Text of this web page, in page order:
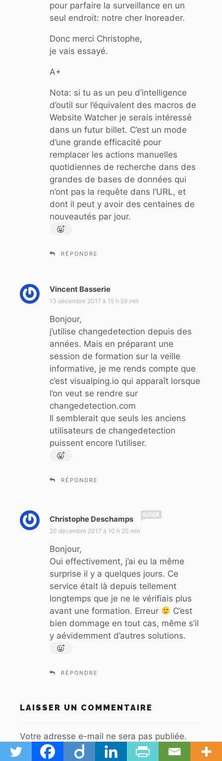
pour parfaire la surveillance en un
seul endroit: notre cher Inoreader.
Donc merci Christophe,
je vais essayé.
A+
Nota: si tu as un peu d’intelligence
d’outil sur l’équivalent des macros de
Website Watcher je serais intéressé
dans un futur billet. C’est un mode
d’une grande efficacité pour
remplacer les actions manuelles
quotidiennes de recherche dans des
grandes de bases de données qui
n’ont pas la requête dans l’URL, et
dont il peut y avoir des centaines de
nouveautés par jour.
RÉPONDRE
Vincent Basserie
i
:
13 décembre 2017 à 15 h 59 min
Bonjour,
j’utilise changedetection depuis des
années. Mais en préparant une
session de formation sur la veille
informative, je me rends compte que
c’est visualping.io qui apparaît lorsque
l’on veut se rendre sur
changedetection.com
Il semblerait que seuls les anciens
utilisateurs de changedetection
puissent encore l’utiliser.
RÉPONDRE
Christophe Deschamps
:
20 décembre 2017 à 10 h 20 min
Bonjour,
Oui effectivement, j’ai eu la même
surprise il y a quelques jours. Ce
service était là depuis tellement
longtemps que je ne le vérifiais plus
avant une formation. Erreur
C’est
bien dommage en tout cas, même s’il
y aévidemment d’autres solutions.
RÉPONDRE
LAISSER UN COMMENTAIRE
Votre adresse e-mail ne sera pas publiée.
Les champs obligatoires sont indiqués avec